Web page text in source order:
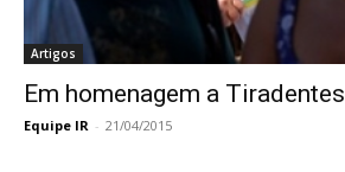
Artigos
Em homenagem a Tiradentes
Equipe IR - 21/04/2015